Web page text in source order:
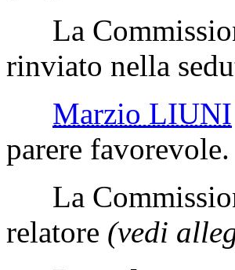
La
rinviato nella
Marzio LIUNI
parere favorevole.
La
relatore (vedi